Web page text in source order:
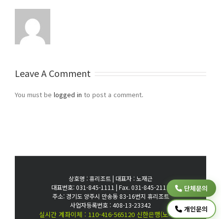
Leave A Comment
You must be logged in to post a comment.
상호명 : 휴리조트 | 대표자 : 노재근
대표번호: 031-845-1111 | Fax. 031-845-2111
주소: 경기도 양주시 만송동 83-16번지 휴리조트
사업자등록번호 : 408-13-23342
실시간 계좌이체 : 110-416-565120 신한은행(노재근)
단체문의
개인문의